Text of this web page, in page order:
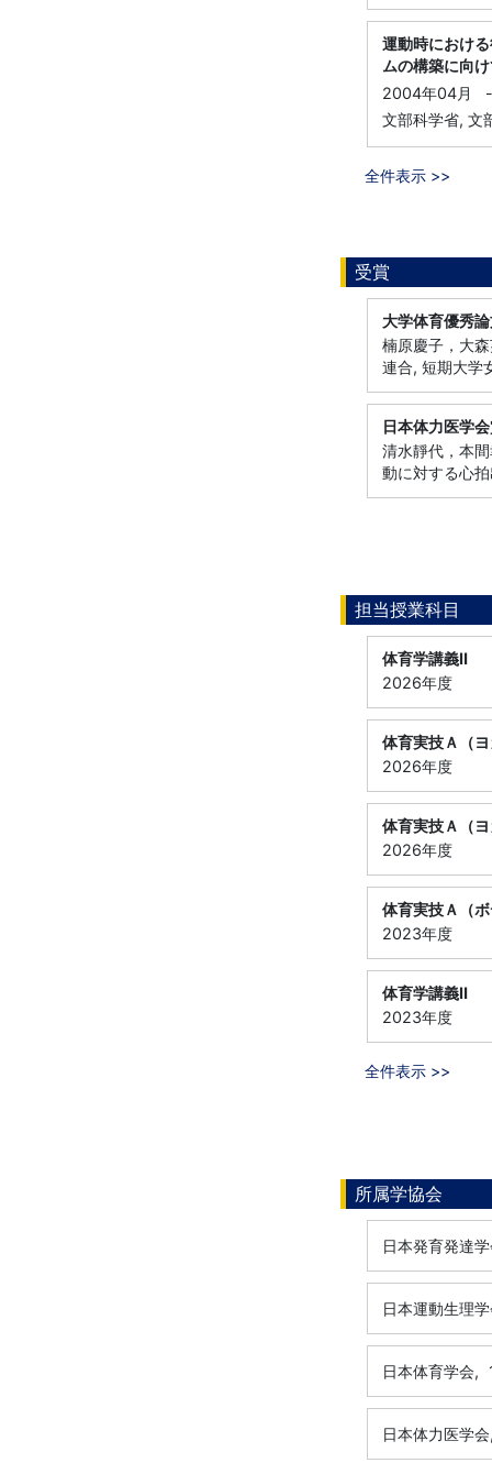
運動時におけ
ムの構築に向
2004年04月
-
文部科学省, 文
全件表示 >>
受賞
大学体育優秀
楠原慶子，大
連合, 短期大学
日本体力医学
清水靜代，本
動に対する心
担当授業科目
体育学講義Ⅱ
2026年度
体育実技Ａ（
2026年度
体育実技Ａ（
2026年度
体育実技Ａ（
2023年度
体育学講義Ⅱ
2023年度
全件表示 >>
所属学協会
日本発育発達
日本運動生理
日本体育学会,
日本体力医学